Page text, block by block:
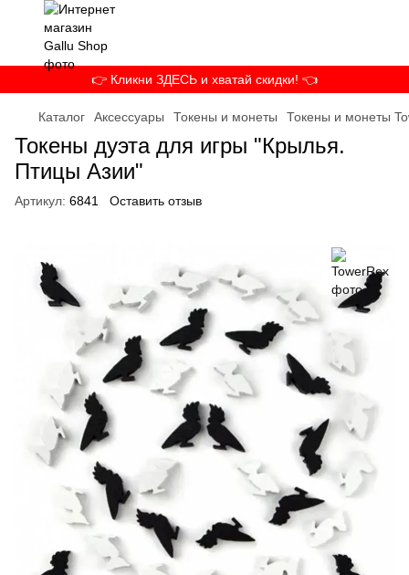
👉 Кликни ЗДЕСЬ и хватай скидки! 👈
Каталог Аксессуары Токены и монеты Токены и монеты
Токены дуэта для игры "Крылья.
Птицы Азии"
Артикул: 6841 Оставить отзыв